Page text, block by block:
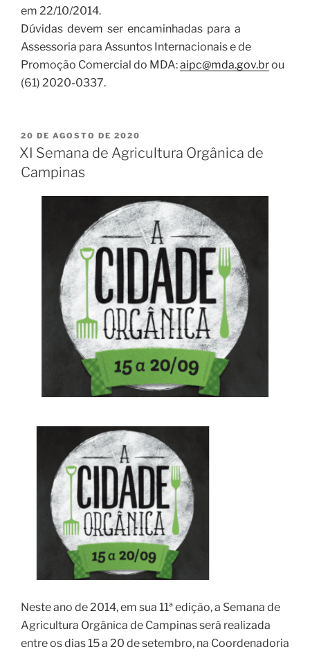
em 22/10/2014.
Dúvidas devem ser encaminhadas para a
Assessoria para Assuntos Internacionais e de
Promoção Comercial do MDA:aipc@mda.gov.brou
(61) 2020-0337.
20 DE AGOSTO DE 2020
XI Semana de Agricultura Orgânica de
Campinas
Neste ano de 2014, em sua 11ª edição, a Semana de
Agricultura Orgânica de Campinas será realizada
entre os dias 15 a 20 de setembro, na Coordenadoria